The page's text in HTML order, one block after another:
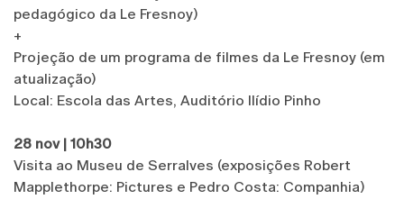
pedagógico da Le Fresnoy)
+
Projeção de um programa de filmes da Le Fresnoy (em
atualização)
Local: Escola das Artes, Auditório Ilídio Pinho
28 nov | 10h30
Visita ao Museu de Serralves (exposições Robert
Mapplethorpe: Pictures e Pedro Costa: Companhia)